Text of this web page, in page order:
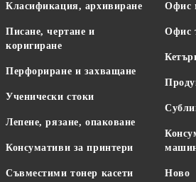
Класификация, архивиране
Писане, чертане и
коригиране
Перфориране и захващане
Ученически стоки
Лепене, рязане, опаковане
Консумативи за принтери
Съвместими тонер касети
Офис
Офис
Ново